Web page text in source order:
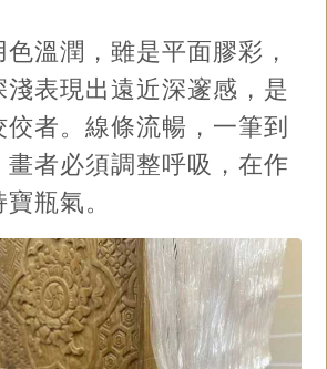
溫潤，雖是平面膠彩，
表現出遠近深邃感，是
者。線條流暢，一筆到
畫者必須調整呼吸，在作
瓶氣。